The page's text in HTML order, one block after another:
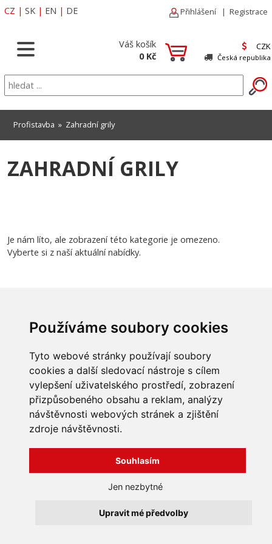
Používáme soubory cookies
Tyto webové stránky používají soubory
cookies a další sledovací nástroje s cílem
vylepšení uživatelského prostředí, zobrazení
přizpůsobeného obsahu a reklam, analýzy
návštěvnosti webových stránek a zjištění
zdroje návštěvnosti.
Souhlasím
Jen nezbytné
Upravit mé předvolby
CZ | SK | EN | DE Přihlášení | Registrace
Váš košík
0 Kč
CZK
Česká republika
Profistavba » Zahradní grily
ZAHRADNÍ GRILY
Je nám líto, ale zobrazení této kategorie je omezeno.
Vyberte si z naší aktuální nabídky.
Zpracování a ochrana
osobních údajů
Jak nakupovat
O nás
Kontakt
Reklamace, odstoupení od
smlouvy
Všechna práva vyhrazena
Bravura s.r.o. © 2026
profesionální webové stránky: triangl web